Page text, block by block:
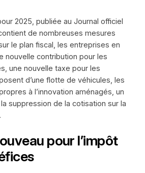
2025, publiée au Journal officiel
de nombreuses mesures
le plan fiscal, les entreprises en
nouvelle contribution pour les
une nouvelle taxe pour les
d’une flotte de véhicules, les
à l’innovation aménagés, un
suppression de la cotisation sur la
pour l’impôt